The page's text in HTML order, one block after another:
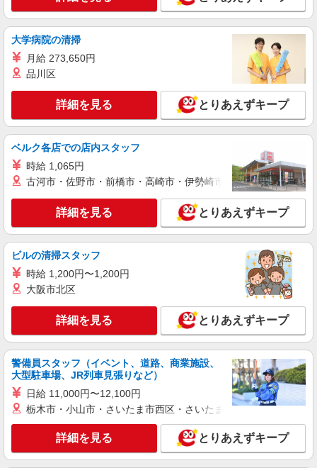
時給1450円 月収例：232000円以上（残業・休
日出勤手当て等が含まれています） 交通費全額支
愛知県豊田市 ＊車・バイク通勤OK
詳細を見る
株式会社綜合キャリアオプション（1314VJ0805G54★30-S-T3）
くるま外装樹脂部品の成形・検査・簡単加工/
日払いOK
時給1,350円 交通費：既定支給
愛知県豊田市
キープ 詳細を見る
派遣社員
株式会社綜合キャリアオプション（1314VJ0805G54★14-S-T3）
組立・加工・食品製造など/日払いOK
愛知県豊田市
キープ 詳細を見る
派遣社員
株式会社テクノ・サービス/お仕事No/0914145
入出荷補助
時給1350円 月収例：201150円以上（残業・休
日出勤手当て等が含まれています） 交通費全額支
愛知県豊田市 ＊車通勤OK
大学病院の清掃
月給 273,650円
品川区
詳細を見る とりあえずキープ
ベルク各店での店内スタッフ
時給 1,065円
古河市・佐野市・前橋市・高崎市・伊勢崎市・太田市・館林市
詳細を見る とりあえずキープ
ビルの清掃スタッフ
時給 1,200円〜1,200円
大阪市北区
詳細を見る とりあえずキープ
警備員スタッフ（イベント、道路、商業施設、
大型駐車場、JR列車見張りなど）
日給 11,000円〜12,100円
栃木市・小山市・さいたま市西区・さいたま市岩槻区・久喜市・
詳細を見る とりあえずキープ